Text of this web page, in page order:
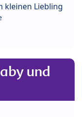
kleinen Liebling
und